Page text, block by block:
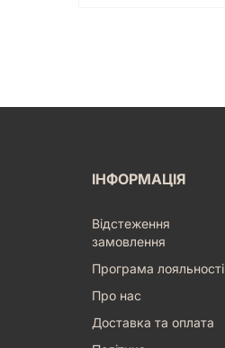
ІНФОРМАЦІЯ
Відстеження
замовлення
Програма лояльності
Про нас
Доставка та оплата